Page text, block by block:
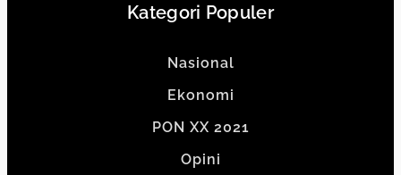
Kategori Populer
Nasional
Ekonomi
PON XX 2021
Opini